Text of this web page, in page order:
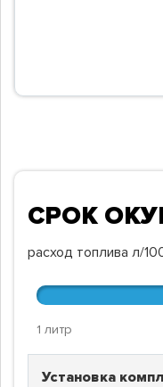
СРОК
расход топлива л/
1 литр
Установка